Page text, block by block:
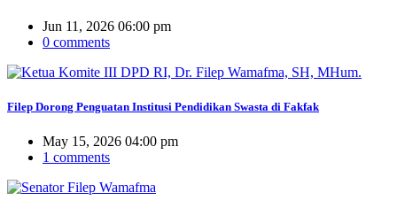
Jun 11, 2026 06:00 pm
0 comments
Filep Dorong Penguatan Institusi Pendidikan Swasta di Fakfak
May 15, 2026 04:00 pm
1 comments